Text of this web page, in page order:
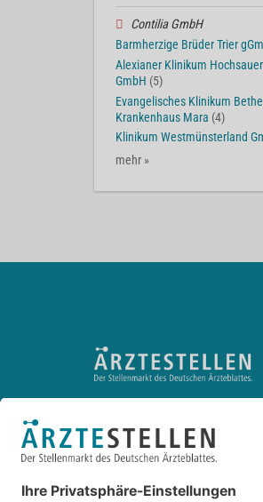
Contilia GmbH
Barmherzige Brüder Trier
Alexianer Klinikum
GmbH (5)
Evangelisches Klinikum
Krankenhaus Mara (4)
Klinikum Westmünsterland
mehr »